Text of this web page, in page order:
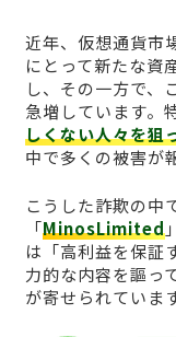
近年、仮想通貨市
にとって新たな資
し、その一方で、
急増しています。
しくない人々を狙
中で多くの被害が
こうした詐欺の中
「MinosLimited
は「高利益を保証
力的な内容を謳っ
が寄せられています